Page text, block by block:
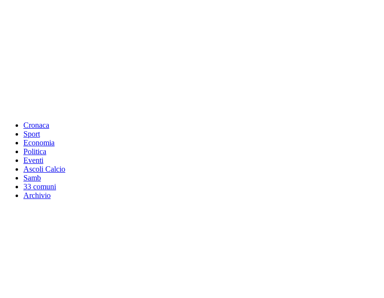
Cronaca
Sport
Economia
Politica
Eventi
Ascoli Calcio
Samb
33 comuni
Archivio